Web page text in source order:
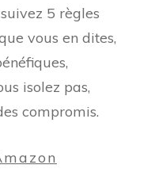
5 règles
vous en dites,
isolez pas,
compromis.